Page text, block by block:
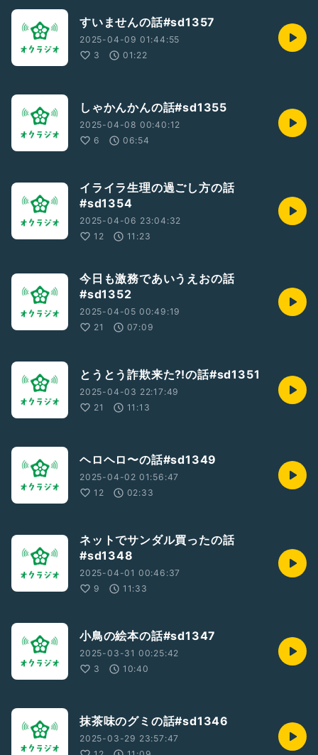
すいませんの話#sd1357
2025-04-09 01:44:55
3
01:22
しゃかんかんの話#sd1355
2025-04-08 00:40:12
6
06:54
イライラ生理の過ごし方の話
#sd1354
2025-04-06 23:04:32
12
11:23
今日も激務であいうえおの話
#sd1352
2025-04-05 00:49:19
21
07:09
とうとう詐欺来た⁈の話#sd1351
2025-04-03 22:17:49
21
11:13
ヘロヘロ〜の話#sd1349
2025-04-02 01:56:47
12
02:33
ネットでサンダル買ったの話
#sd1348
2025-04-01 00:46:37
9
11:33
小鳥の絵本の話#sd1347
2025-03-31 00:25:42
3
10:40
抹茶味のグミの話#sd1346
2025-03-29 23:57:47